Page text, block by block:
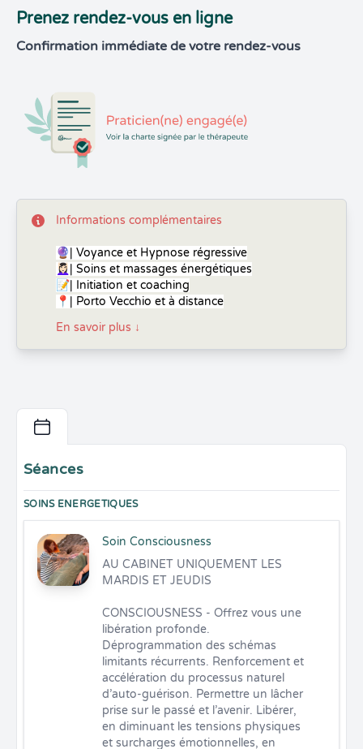
Prenez rendez-vous en ligne
Confirmation immédiate de votre rendez-vous
Informations complémentaires
🔮| Voyance et Hypnose régressive
💆🏻‍♀️| Soins et massages énergétiques
📝| Initiation et coaching
📍| Porto Vecchio et à distance
En savoir plus ↓
Séances
SOINS ENERGETIQUES
Soin Consciousness
AU CABINET UNIQUEMENT LES
MARDIS ET JEUDIS
CONSCIOUSNESS - Offrez vous une
libération profonde.
Déprogrammation des schémas
limitants récurrents. Renforcement et
accélération du processus naturel
d’auto-guérison. Permettre un lâcher
prise sur le passé et l’avenir. Libérer,
en diminuant les tensions physiques
et surcharges émotionnelles, en